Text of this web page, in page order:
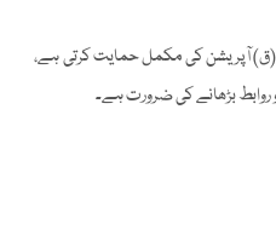
آپریشن کی مکمل حمایت کرتی ہے،
روابط بڑھانے کی ضرورت ہے۔